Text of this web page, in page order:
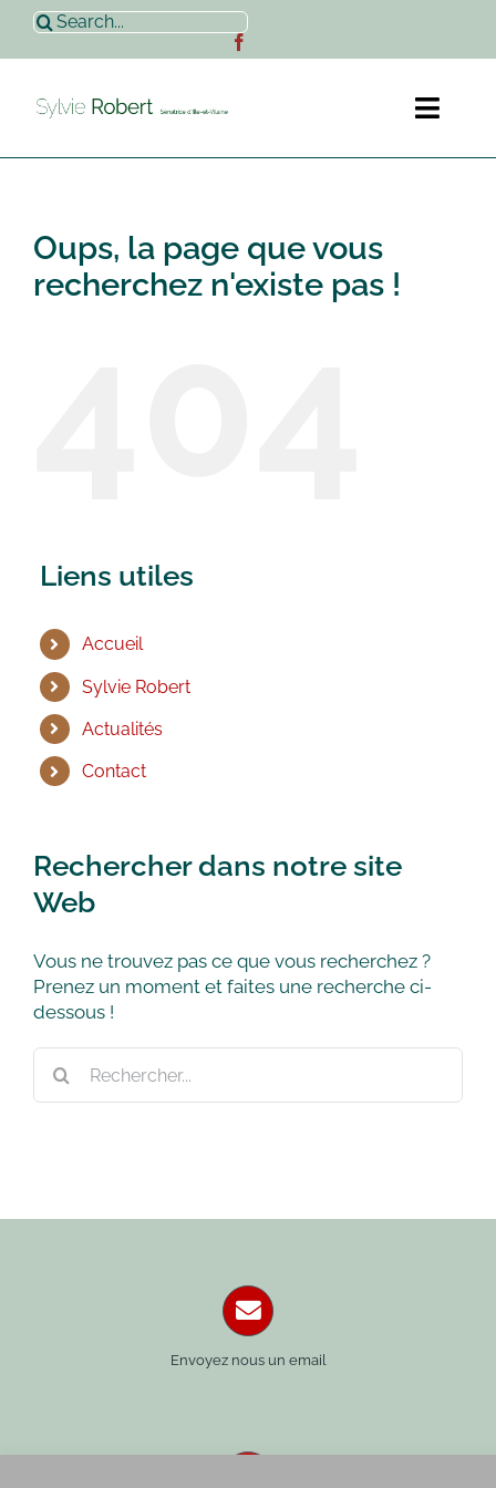
Passer
contenu
Rechercher:
Sylvie Robert
Oups, la page que vous
recherchez n'existe pas !
Liens utiles
Accueil
Sylvie Robert
Actualités
Contact
Rechercher dans notre site
Web
Vous ne trouvez pas ce que vous recherchez ?
Prenez un moment et faites une recherche ci-
dessous !
Envoyez nous un email